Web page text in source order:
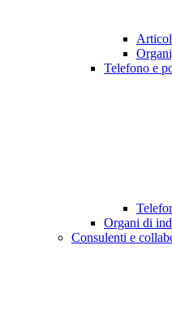
Telefono e
Organi di
Consulenti e